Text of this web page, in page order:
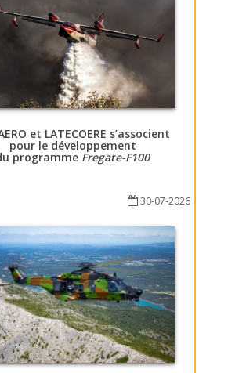
et LATECOERE s’associent
pour le développement
programme Fregate-F100
30-07-2026